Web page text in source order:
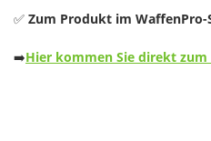
✅ Zum Produkt im WaffenPro-
➡️Hier kommen Sie direkt